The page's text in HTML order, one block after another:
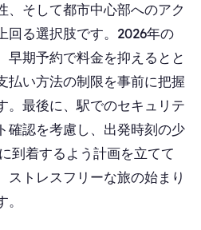
、そして都市中心部へのアク
回る選択肢です。2026年の
早期予約で料金を抑えるとと
払い方法の制限を事前に把握
。最後に、駅でのセキュリテ
確認を考慮し、出発時刻の少
到着するよう計画を立てて
ストレスフリーな旅の始まり